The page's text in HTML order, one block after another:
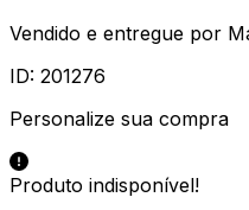
Vendido e entregue por
ID: 201276
Personalize sua compra
Produto indisponível!